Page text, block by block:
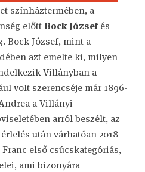
színháztermében, a
előtt Bock Józsefés
Bock József, mint a
azt emelte ki, milyen
Villányban a
volt szerencséje már 1896-
a Villányi
arról beszélt, az
után várhatóan 2018
első csúcskategóriás,
ami bizonyára